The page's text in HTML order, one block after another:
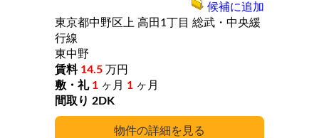
詳細
東京都中野区上 高田1丁目 総武・中央緩
行線
東中野
14.5 万円
1 ヶ月 1 ヶ月
2DK
候補に追加